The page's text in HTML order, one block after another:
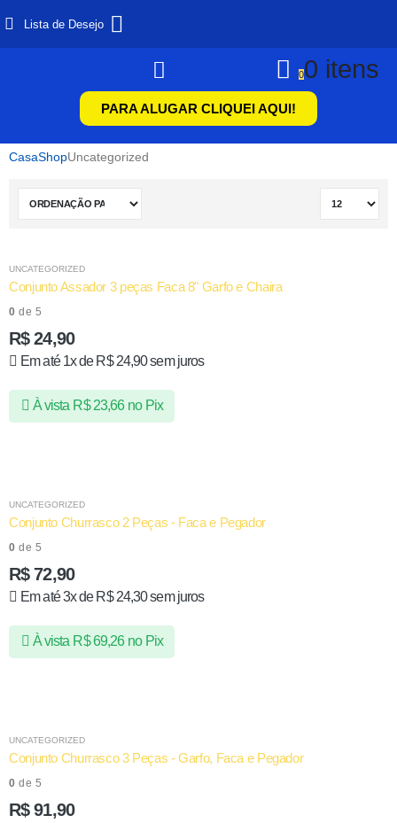
Lista de Desejo
00 itens
PARA ALUGAR CLIQUEI AQUI!
CasaShopUncategorized
UNCATEGORIZED
Conjunto Assador 3 peças Faca 8" Garfo e Chaira
0 de 5
R$24,90
Em até 1x de R$24,90sem juros
À vista R$23,66 no Pix
UNCATEGORIZED
Conjunto Churrasco 2 Peças - Faca e Pegador
0 de 5
R$72,90
Em até 3x de R$24,30sem juros
À vista R$69,26 no Pix
UNCATEGORIZED
Conjunto Churrasco 3 Peças - Garfo, Faca e Pegador
0 de 5
R$91,90